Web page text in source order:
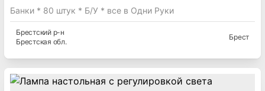
Банки * 80 штук * Б/У * все в Одни Руки
Брестскийр-н
Брестская обл.
Брест